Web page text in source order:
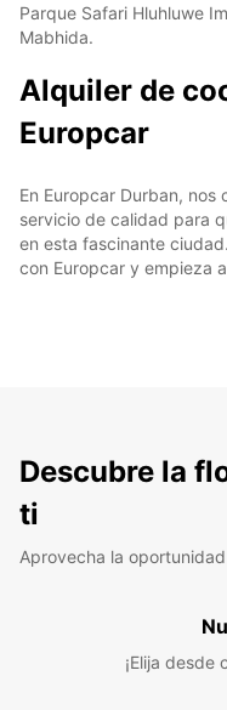
Parque Safari Hluhluwe
Mabhida.
Alquiler de
Europcar
En Europcar Durban,
servicio de calidad para
en esta fascinante
con Europcar y empieza
Descubre la
ti
Aprovecha la
¡Elija desde